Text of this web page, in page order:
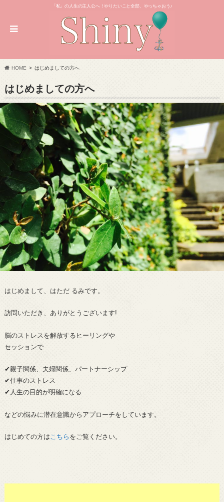
「私」の人生の主人公へ！やりたいこと全部、やっちゃおう♪
HOME はじめましての方へ
はじめましての方へ
はじめまして、はただ るみです。
訪問いただき、ありがとうございます!
脳のストレスを解放するヒーリングや
セッションで
✔︎親子関係、夫婦関係、パートナーシップ
✔︎仕事のストレス
✔︎人生の目的が明確になる
などの悩みに潜在意識からアプローチをしています。
はじめての方はこちら をご覧ください。